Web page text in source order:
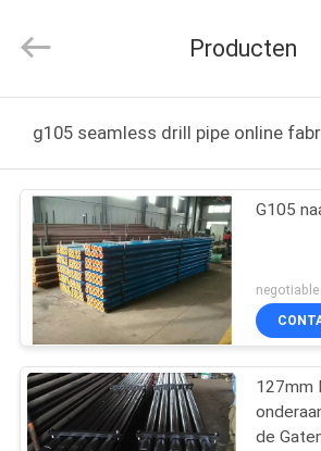
PRODUCTEN
VIDEO'S
OVER
ONS
FABRIEKSTOUR
Ltd..
Reserved.
Producten
g105 seamless drill pipe online
G105
negotiable
127mm
de